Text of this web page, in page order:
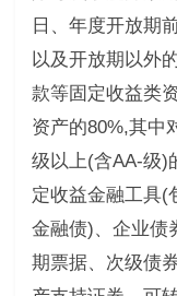
日、年度开放期
以及开放期以外
款等固定收益类
资产的80%,其中
级以上(含AA-级)
定收益金融工具(
金融债)、企业债
期票据、次级债